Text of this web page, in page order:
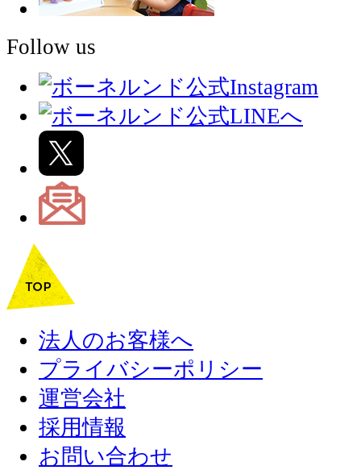
Follow us
法人のお客様へ
プライバシーポリシー
運営会社
採用情報
お問い合わせ